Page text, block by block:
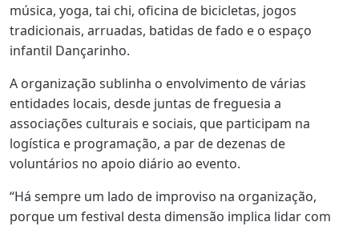
música, yoga, tai chi, oficina de bicicletas, jogos
tradicionais, arruadas, batidas de fado e o espaço
infantil Dançarinho.
A organização sublinha o envolvimento de várias
entidades locais, desde juntas de freguesia a
associações culturais e sociais, que participam na
logística e programação, a par de dezenas de
voluntários no apoio diário ao evento.
“Há sempre um lado de improviso na organização,
porque um festival desta dimensão implica lidar com